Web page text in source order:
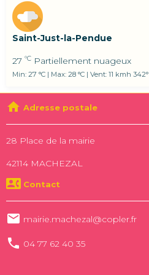
Saint-Just-la-Pendue
27 °C Partiellement nuageux
Min: 27 °C | Max: 28 °C | Vent: 11 kmh 342°
Adresse postale
28 Place de la mairie
42114 MACHEZAL
Contact
mairie.machezal@copler.fr
04 77 62 40 35